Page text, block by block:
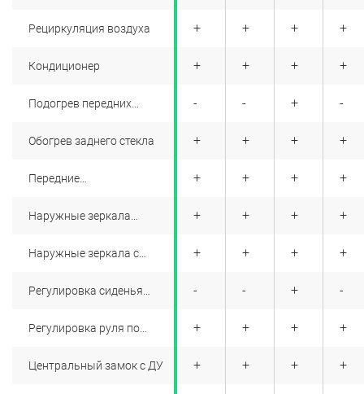
Рециркуляция воздуха
Кондиционер
Подогрев передних
Обогрев заднего стекла
Передние
Наружные зеркала
Наружные зеркала с
Регулировка сиденья
стороны сиденья)
Регулировка руля по
Центральный замок с ДУ
+
+
+
+
+
+
+
+
+
+
+
+
+
+
+
+
+
+
+
+
+
+
+
+
+
+
+
-
+
+
+
+
-
+
+
+
+
-
+
+
+
+
-
+
+
+
+
+
+
+
+
+
+
+
+
+
+
-
+
+
+
+
-
+
+